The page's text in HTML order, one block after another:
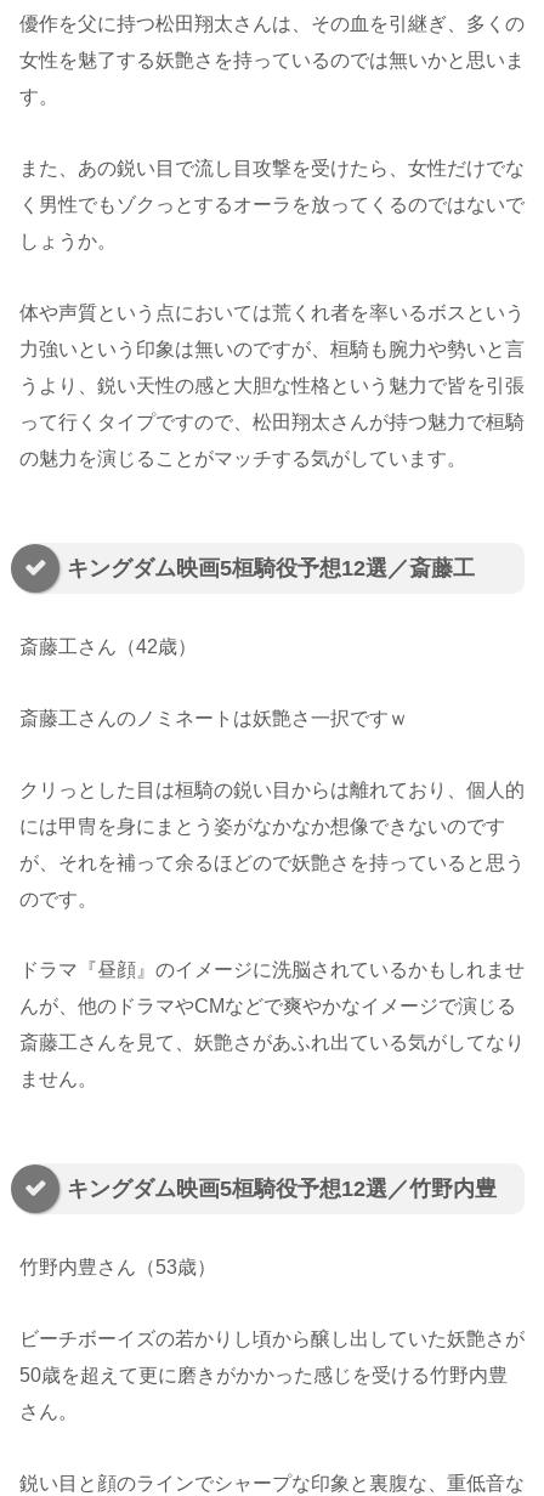
優作を父に持つ松田翔太さんは、その血を引継ぎ、多くの
女性を魅了する妖艶さを持っているのでは無いかと思いま
す。
また、あの鋭い目で流し目攻撃を受けたら、女性だけでな
く男性でもゾクっとするオーラを放ってくるのではないで
しょうか。
体や声質という点においては荒くれ者を率いるボスという
力強いという印象は無いのですが、桓騎も腕力や勢いと言
うより、鋭い天性の感と大胆な性格という魅力で皆を引張
って行くタイプですので、松田翔太さんが持つ魅力で桓騎
の魅力を演じることがマッチする気がしています。
キングダム映画5桓騎役予想12選／斎藤工
斎藤工さん（42歳）
斎藤工さんのノミネートは妖艶さ一択ですｗ
クリっとした目は桓騎の鋭い目からは離れており、個人的
には甲冑を身にまとう姿がなかなか想像できないのです
が、それを補って余るほどので妖艶さを持っていると思う
のです。
ドラマ『昼顔』のイメージに洗脳されているかもしれませ
んが、他のドラマやCMなどで爽やかなイメージで演じる
斎藤工さんを見て、妖艶さがあふれ出ている気がしてなり
ません。
キングダム映画5桓騎役予想12選／竹野内豊
竹野内豊さん（53歳）
ビーチボーイズの若かりし頃から醸し出していた妖艶さが
50歳を超えて更に磨きがかかった感じを受ける竹野内豊
さん。
鋭い目と顔のラインでシャープな印象と裏腹な、重低音な